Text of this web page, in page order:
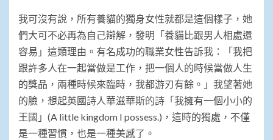
我可沒有說，所有養貓的獨身女性就都是這個樣子，她
們大可不必再為自己辯解，發明「養貓比跟男人相處還
容易」這類理由。有名成功的職業女性告訴我：「我把
跟許多人在一起當做是工作，把一個人的時候當做人生
的獎品，兩種時候來臨時，我都游刃有餘。」我望著她
的臉，想起英國詩人華滋華斯的詩「我擁有一個小小的
王國」(A little kingdom I possess.)，這時的獨處，不僅
是一種習慣，也是一種美感了。